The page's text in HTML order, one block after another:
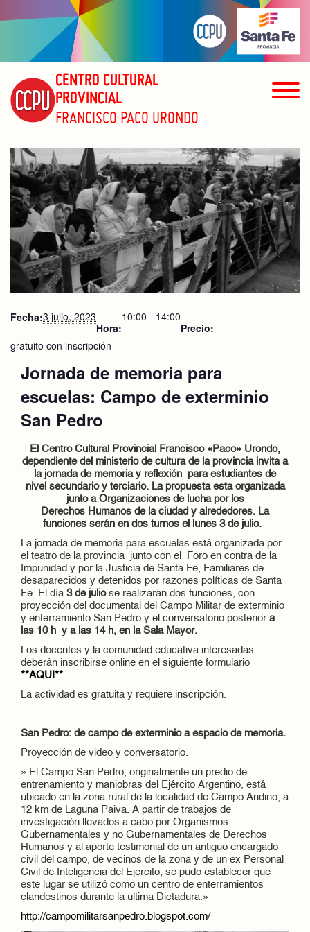
CENTRO CULTURAL
PROVINCIAL
FRANCISCO PACO URONDO
Fecha:3 julio, 2023
Hora:
10:00 - 14:00
Precio:
gratuito con inscripción
Jornada de memoria para
escuelas: Campo de exterminio
San Pedro
El Centro Cultural Provincial Francisco «Paco» Urondo,
dependiente del ministerio de cultura de la provincia invita a
la jornada de memoria y reflexión para estudiantes de
nivel secundario y terciario. La propuesta esta organizada
junto a Organizaciones de lucha por los
Derechos Humanos de la ciudad y alrededores. La
funciones serán en dos turnos el lunes 3 de julio.
La jornada de memoria para escuelas está organizada por
el teatro de la provincia junto con el Foro en contra de la
Impunidad y por la Justicia de Santa Fe, Familiares de
desaparecidos y detenidos por razones políticas de Santa
Fe. El día 3 de juliose realizarán dos funciones, con
proyección del documental del Campo Militar de exterminio
y enterramiento San Pedro y el conversatorio posterior a
las 10 h y a las 14 h, en la Sala Mayor.
Los docentes y la comunidad educativa interesadas
deberán inscribirse online en el siguiente formulario
**AQUI**
La actividad es gratuita y requiere inscripción.
San Pedro: de campo de exterminio a espacio de memoria.
Proyección de video y conversatorio.
» El Campo San Pedro, originalmente un predio de
entrenamiento y maniobras del Ejército Argentino, está
ubicado en la zona rural de la localidad de Campo Andino, a
12 km de Laguna Paiva. A partir de trabajos de
investigación llevados a cabo por Organismos
Gubernamentales y no Gubernamentales de Derechos
Humanos y al aporte testimonial de un antiguo encargado
civil del campo, de vecinos de la zona y de un ex Personal
Civil de Inteligencia del Ejercito, se pudo establecer que
este lugar se utilizó como un centro de enterramientos
clandestinos durante la ultima Dictadura.»
http://campomilitarsanpedro.blogspot.com/